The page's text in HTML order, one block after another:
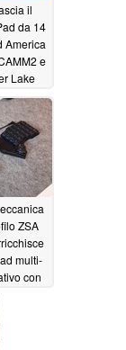
il
da 14
America
e
Lake
ZSA
multi-
con
14/2026